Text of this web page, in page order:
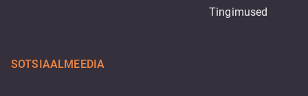
Tingimused
SOTSIAALMEEDIA